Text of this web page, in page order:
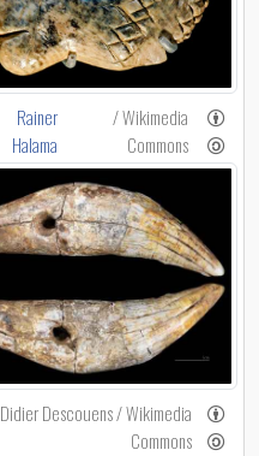
Rainer
Halama
/ Wikimedia
Commons
Didier Descouens / Wikimedia
Commons